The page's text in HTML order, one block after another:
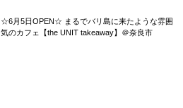
☆6月5日OPEN☆ まるでバリ島に来たような雰囲
気のカフェ【the UNIT takeaway】＠奈良市